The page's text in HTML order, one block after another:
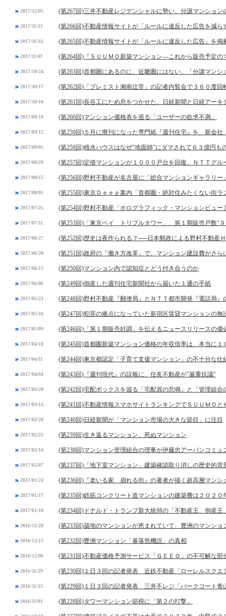
2017/12/05 (第267回)三井不動産レジデンシャルに勢い、分譲マンション
2017/11/21 (第266回)不動産情報サイトが「ルールに違反した広告を減ら
2017/11/14 (第265回)不動産情報サイトが「ルールに違反した広告」を掲
2017/11/07 (第264回)『ＳＵＵＭＯ新築マンション---これから販売予定
2017/10/24 (第263回)首都圏にあるのに、近畿圏にはない、「分譲マンシ
2017/10/17 (第262回)「プレミスト湘南辻堂」の記者内覧会で３６０度
2017/10/10 (第261回)長谷工にため息をつかせた、日経新聞と日経アーキ
2017/09/19 (第260回)マンション価格表を巡る「ユーザーの欲求不満」
2017/09/12 (第259回)５月に廃刊になった専門紙『週刊住宅』を、新会
2017/09/05 (第258回)積水ハウスはなぜ"地面師"にダマされて６３億円も
2017/08/29 (第257回)定借マンションが１０００戸台を回復、ＮＴＴグル
2017/08/15 (第256回)野村不動産が名古屋に「総合マンションギャラリ
2017/08/01 (第255回)東京Ｄｅｅｐ案内「首都圏・絶対住みたくない街ラ
2017/07/25 (第254回)野村不動産「ホログラフィック・マンションビュー
2017/07/11 (第253回)「東京ベイ トリプルタワー」、第１期販売戸数"
2017/06/27 (第252回)歴史は夜作られる？──日本郵政による野村不動産
2017/06/20 (第251回)政府の「働き方改革」で、マンション建設費がさら
2017/06/13 (第250回)マンション内で認知症とどう付き合うのか
2017/06/06 (第249回)倒産した週刊住宅新聞社から届いた１通の手紙
2017/05/23 (第248回)野村不動産『郵便局』とＮＴＴ都市開発『電話局
2017/05/16 (第247回)犯罪の拠点になっていた新宿区賃貸マンションの無
2017/05/09 (第246回)「第１期販売好調」を伝えるニュースリリースの価
2017/04/18 (第245回)首都圏新築マンション価格の年収倍率は、本当に１
2017/04/11 (第244回)東京都認定「子育て支援マンション」の不十分な仕
2017/04/04 (第243回)『週刊現代』の誤報に、住友不動産が"厳重抗議"
2017/03/28 (第242回)宅配ボックスを巡る「宅配員の悲鳴」と「管理組合
2017/03/14 (第241回)不動産情報スマホサイトランキングでＳＵＵＭＯと
2017/02/28 (第240回)日経新聞が「マンション市場の大きな節目」に注目
2017/02/21 (第239回)生き返るマンション、死ぬマンション
2017/02/14 (第238回)マンション管理組合の理事が伊藤忠アーバンコミュ
2017/02/07 (第237回)「地下室マンション」建築確認取り消しの歴史的背
2017/01/24 (第236回)『老いる家 崩れる街』の著者が描く超高層マンシ
2017/01/17 (第235回)鉄筋コンクリート造マンションの建築費は２０２０
2017/01/10 (第234回)ドナルド・トランプ新大統領の「不動産王、倒産王
2016/12/20 (第233回)築地のマンションが恵まれていて、豊洲のマンショ
2016/12/13 (第232回)豊洲マンション「暴落危機説」の真相
2016/12/06 (第231回)不動産価格予測サービス「ＧＥＥＯ」の不可解な部
2016/11/29 (第230回)１日３回の記者発表 近鉄不動産「ローレルスクエ
2016/11/15 (第229回)１日３回の記者発表 三井不レジ「パークコート青
2016/11/01 (第228回)タワーマンション節税に「第２の打撃」